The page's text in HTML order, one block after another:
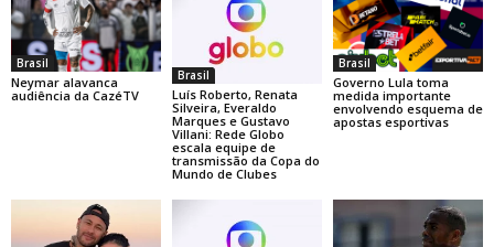
Brasil
Neymar alavanca
audiência da CazéTV
Brasil
Luís Roberto, Renata
Silveira, Everaldo
Marques e Gustavo
Villani: Rede Globo
escala equipe de
transmissão da Copa do
Mundo de Clubes
Brasil
Governo Lula toma
medida importante
envolvendo esquema de
apostas esportivas